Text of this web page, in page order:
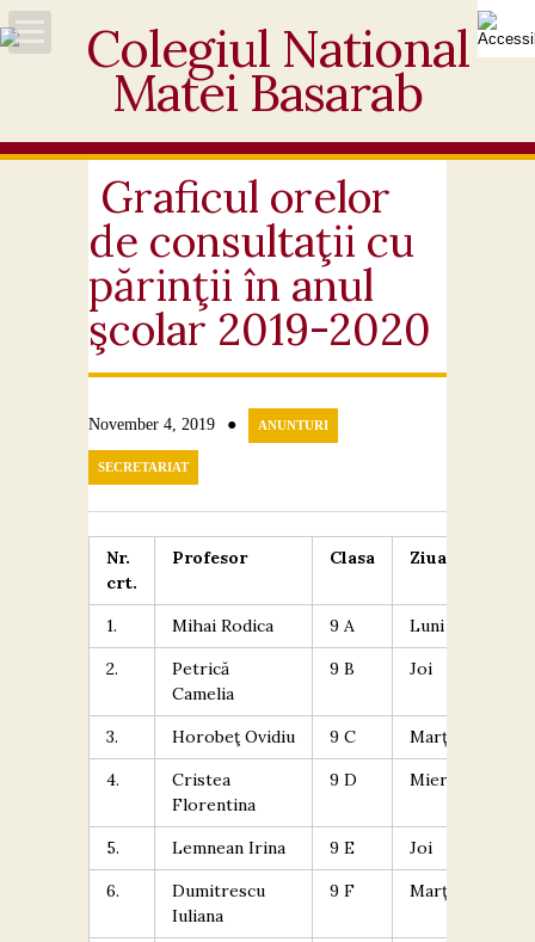
Acasă
Noutăți
Personal
Elevi
Ofertă
Contact
Graficul orelor
de consultaţii cu
părinţii în anul
şcolar 2019-2020
November 4, 2019 ● ANUNTURI
SECRETARIAT
Nr.
crt.
Profesor Clasa Ziua
1.
Mihai Rodica 9 A Luni
2.
Petrică
Camelia
9 B Joi
3. Horobeţ Ovidiu 9 C Marţi
4.
Cristea
Florentina
9 D Miercuri
5. Lemnean Irina 9 E Joi
6.
Dumitrescu
Iuliana
9 F Marţi